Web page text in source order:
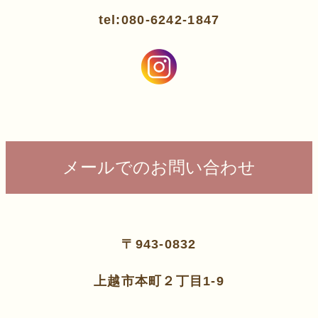
tel:080-6242-1847
メールでのお問い合わせ
〒943-0832
上越市本町２丁目1-9